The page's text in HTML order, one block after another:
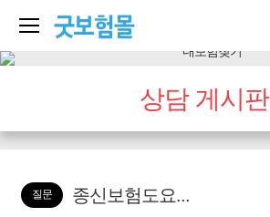
상담 게시판
질문 종신보험도요...